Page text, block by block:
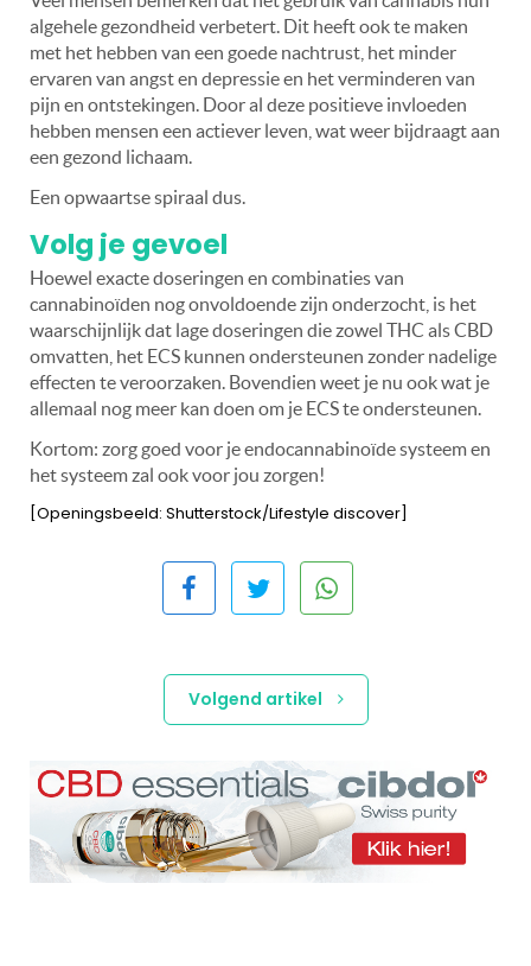
algehele gezondheid verbetert. Dit heeft ook te maken
met het hebben van een goede nachtrust, het minder
ervaren van angst en depressie en het verminderen van
pijn en ontstekingen. Door al deze positieve invloeden
hebben mensen een actiever leven, wat weer bijdraagt aan
een gezond lichaam.
Een opwaartse spiraal dus.
Volg je gevoel
Hoewel exacte doseringen en combinaties van
cannabinoïden nog onvoldoende zijn onderzocht, is het
waarschijnlijk dat lage doseringen die zowel THC als CBD
omvatten, het ECS kunnen ondersteunen zonder nadelige
effecten te veroorzaken. Bovendien weet je nu ook wat je
allemaal nog meer kan doen om je ECS te ondersteunen.
Kortom: zorg goed voor je endocannabinoïde systeem en
het systeem zal ook voor jou zorgen!
[Openingsbeeld: Shutterstock/Lifestyle discover]
Volgend artikel